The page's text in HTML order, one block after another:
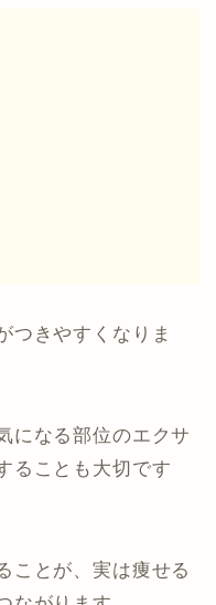
つきやすくなりま
になる部位のエクサ
ることも大切です
ことが、実は痩せる